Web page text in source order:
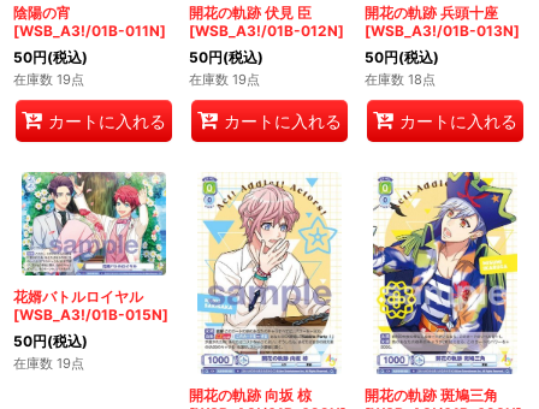
陰陽の宵
[WSB_A3!/01B-011N]
50円(税込)
在庫数 19点
カートに入れる
開花の軌跡 伏見 臣
[WSB_A3!/01B-012N]
50円(税込)
在庫数 19点
カートに入れる
開花の軌跡 兵頭十座
[WSB_A3!/01B-013N]
50円(税込)
在庫数 18点
カートに入れる
花婿バトルロイヤル
[WSB_A3!/01B-015N]
50円(税込)
在庫数 19点
開花の軌跡 向坂 椋
開花の軌跡 斑鳩三角